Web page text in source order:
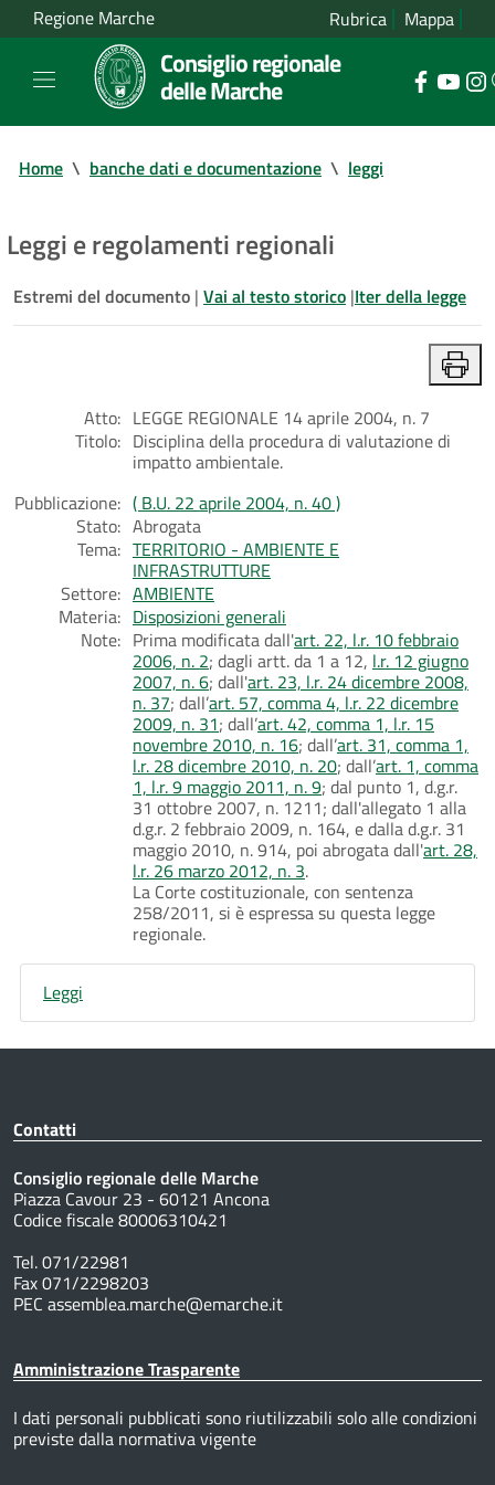
Regione Marche Rubrica Mappa
Consiglio regionale
delle Marche
Home \ banche dati e documentazione \ leggi
Leggi e regolamenti regionali
Estremi del documento | Vai al testo storico |Iter della legge
Atto: LEGGE REGIONALE 14 aprile 2004, n. 7
Titolo: Disciplina della procedura di valutazione di
impatto ambientale.
Pubblicazione: ( B.U. 22 aprile 2004, n. 40 )
Stato: Abrogata
Tema: TERRITORIO - AMBIENTE E
INFRASTRUTTURE
Settore: AMBIENTE
Materia: Disposizioni generali
Note: Prima modificata dall'art. 22, l.r. 10 febbraio
2006, n. 2; dagli artt. da 1 a 12, l.r. 12 giugno
2007, n. 6; dall'art. 23, l.r. 24 dicembre 2008,
n. 37; dall’art. 57, comma 4, l.r. 22 dicembre
2009, n. 31; dall’art. 42, comma 1, l.r. 15
novembre 2010, n. 16; dall’art. 31, comma 1,
l.r. 28 dicembre 2010, n. 20; dall’art. 1, comma
1, l.r. 9 maggio 2011, n. 9; dal punto 1, d.g.r.
31 ottobre 2007, n. 1211; dall'allegato 1 alla
d.g.r. 2 febbraio 2009, n. 164, e dalla d.g.r. 31
maggio 2010, n. 914, poi abrogata dall'art. 28,
l.r. 26 marzo 2012, n. 3.
La Corte costituzionale, con sentenza
258/2011, si è espressa su questa legge
regionale.
Leggi
Contatti
Consiglio regionale delle Marche
Piazza Cavour 23 - 60121 Ancona
Codice fiscale 80006310421
Tel. 071/22981
Fax 071/2298203
PEC assemblea.marche@emarche.it
Amministrazione Trasparente
I dati personali pubblicati sono riutilizzabili solo alle condizioni
previste dalla normativa vigente